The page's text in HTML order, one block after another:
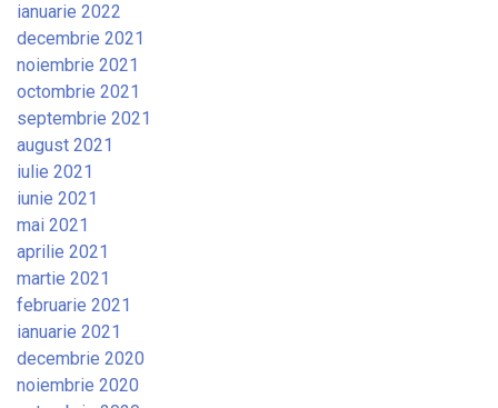
ianuarie 2022
decembrie 2021
noiembrie 2021
octombrie 2021
septembrie 2021
august 2021
iulie 2021
iunie 2021
mai 2021
aprilie 2021
martie 2021
februarie 2021
ianuarie 2021
decembrie 2020
noiembrie 2020